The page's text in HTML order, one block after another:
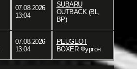
07.08.2026
13:04
SUBARU
OUTBACK (BL,
BP)
07.08.2026
13:04
PEUGEOT
BOXER Фургон